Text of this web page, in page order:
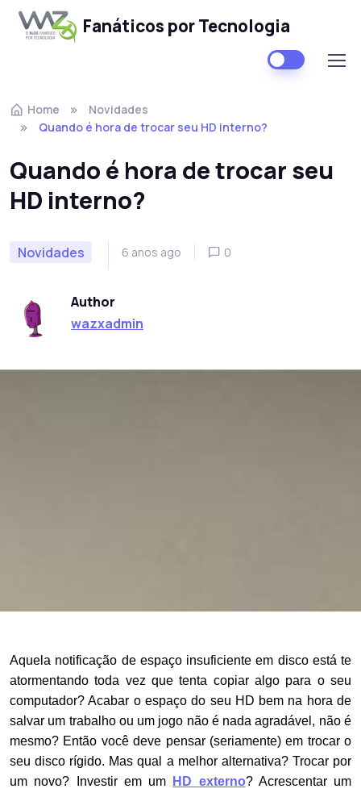
Fanáticos por Tecnologia
Home
Novidades
Quando é hora de trocar seu HD interno?
Quando é hora de trocar seu
HD interno?
Novidades 6 anos ago 0
Author
wazxadmin
Aquela notificação de espaço insuficiente em disco está te
atormentando toda vez que tenta copiar algo para o seu
computador? Acabar o espaço do seu HD bem na hora de
salvar um trabalho ou um jogo não é nada agradável, não é
mesmo? Então você deve pensar (seriamente) em trocar o
seu disco rígido. Mas qual a melhor alternativa? Trocar por
um novo? Investir em um
HD externo? Acrescentar um